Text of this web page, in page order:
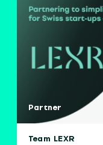
Partner
Team LEXR